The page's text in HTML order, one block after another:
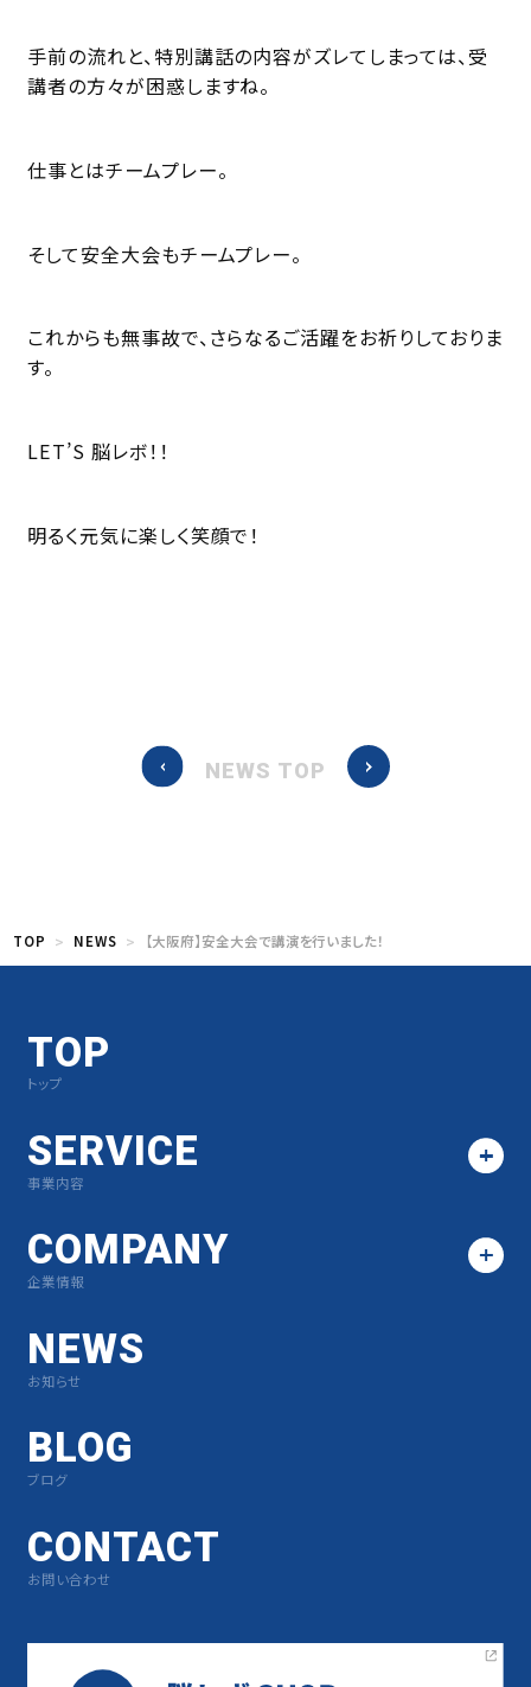
手前の流れと、特別講話の内容がズレてしまっては、受
講者の方々が困惑しますね。
仕事とはチームプレー。
そして安全大会もチームプレー。
これからも無事故で、さらなるご活躍をお祈りしておりま
す。
LET’S 脳レボ！！
明るく元気に楽しく笑顔で！
NEWS TOP
TOP NEWS 【大阪府】安全大会で講演を行いました！
TOP
トップ
SERVICE
事業内容
COMPANY
企業情報
NEWS
お知らせ
BLOG
ブログ
CONTACT
お問い合わせ